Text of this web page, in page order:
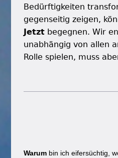
Bedürftigkeiten
gegenseitig zeigen,
Jetztbegegnen. Wir
unabhängig von allen
Rolle spielen, muss
Warumbin ich eifersüchtig,